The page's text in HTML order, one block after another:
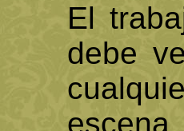
El
debe